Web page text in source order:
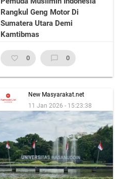
Rangkul Geng Motor Di
Sumatera Utara Demi
Kamtibmas
favorite_border 0 chat_bubble_outline 0
New Masyarakat.net
11 Jan 2026 - 15:23:38